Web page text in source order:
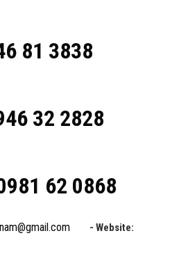
81 3838
32 2828
62 0868
- Website: